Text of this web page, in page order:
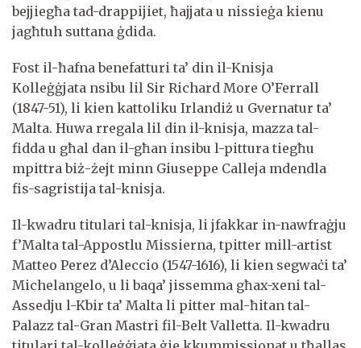
bejjiegħa tad-drappijiet, ħajjata u nissieġa kienu
jagħtuh suttana ġdida.
Fost il-ħafna benefatturi ta’ din il-Knisja
Kolleġġjata nsibu lil Sir Richard More O’Ferrall
(1847-51), li kien kattoliku Irlandiż u Gvernatur ta’
Malta. Huwa rregala lil din il-knisja, mazza tal-
fidda u għal dan il-għan insibu l-pittura tiegħu
mpittra biż-żejt minn Giuseppe Calleja mdendla
fis-sagristija tal-knisja.
Il-kwadru titulari tal-knisja, li jfakkar in-nawfraġju
f’Malta tal-Appostlu Missierna, tpitter mill-artist
Matteo Perez d’Aleccio (1547-1616), li kien segwaċi ta’
Michelangelo, u li baqa’ jissemma għax-xeni tal-
Assedju l-Kbir ta’ Malta li pitter mal-ħitan tal-
Palazz tal-Gran Mastri fil-Belt Valletta. Il-kwadru